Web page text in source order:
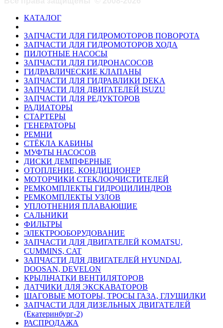
КАТАЛОГ
ЗАПЧАСТИ ДЛЯ ГИДРОМОТОРОВ ПОВОРОТА
ЗАПЧАСТИ ДЛЯ ГИДРОМОТОРОВ ХОДА
ПИЛОТНЫЕ НАСОСЫ
ЗАПЧАСТИ ДЛЯ ГИДРОНАСОСОВ
ГИДРАВЛИЧЕСКИЕ КЛАПАНЫ
ЗАПЧАСТИ ДЛЯ ГИДРАВЛИКИ DEKA
ЗАПЧАСТИ ДЛЯ ДВИГАТЕЛЕЙ ISUZU
ЗАПЧАСТИ ДЛЯ РЕДУКТОРОВ
РАДИАТОРЫ
СТАРТЕРЫ
ГЕНЕРАТОРЫ
РЕМНИ
СТЁКЛА КАБИНЫ
МУФТЫ НАСОСОВ
ДИСКИ ДЕМПФЕРНЫЕ
ОТОПЛЕНИЕ, КОНДИЦИОНЕР
МОТОРЧИКИ СТЕКЛООЧИСТИТЕЛЕЙ
РЕМКОМПЛЕКТЫ ГИДРОЦИЛИНДРОВ
РЕМКОМПЛЕКТЫ УЗЛОВ
УПЛОТНЕНИЯ ПЛАВАЮЩИЕ
САЛЬНИКИ
ФИЛЬТРЫ
ЭЛЕКТРООБОРУДОВАНИЕ
ЗАПЧАСТИ ДЛЯ ДВИГАТЕЛЕЙ KOMATSU,
CUMMINS, CAT
ЗАПЧАСТИ ДЛЯ ДВИГАТЕЛЕЙ HYUNDAI,
DOOSAN, DEVELON
КРЫЛЬЧАТКИ ВЕНТИЛЯТОРОВ
ДАТЧИКИ ДЛЯ ЭКСКАВАТОРОВ
ШАГОВЫЕ МОТОРЫ, ТРОСЫ ГАЗА, ГЛУШИЛКИ
ЗАПЧАСТИ ДЛЯ ДИЗЕЛЬНЫХ ДВИГАТЕЛЕЙ
(Екатеринбург-2)
РАСПРОДАЖА